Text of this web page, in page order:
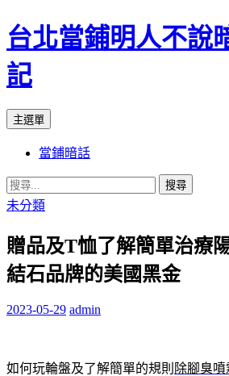
台北當鋪明人不說
記
搜
主選單
內
容
當鋪暗話
搜
尋
鍵
字:
未分類
贈品及T恤了解簡單治療
結石品牌的美國黑金
2023-05-29 admin
如何玩輪盤及了解簡單的規則 除腳臭噴